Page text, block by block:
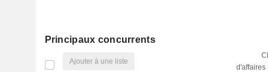
Principaux concurrents
Ajouter à une liste
d'affaires